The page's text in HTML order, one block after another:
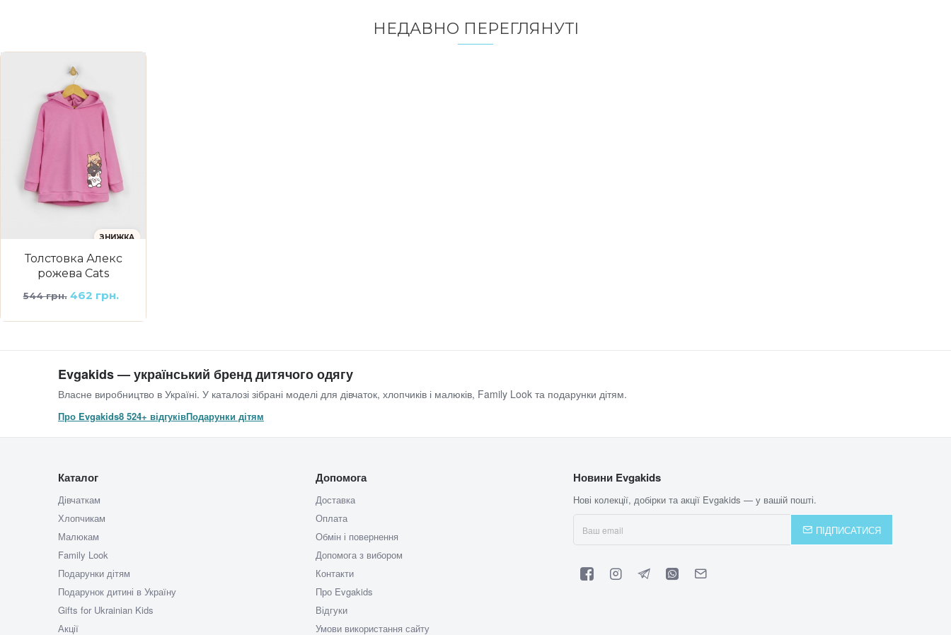
НЕДАВНО ПЕРЕГЛЯНУТI
ЗНИЖКА
Толстовка Алекс
рожева Cats
544 грн. 462 грн.
Evgakids — український бренд дитячого одягу
Власне виробництво в Україні. У каталозі зібрані моделі для дівчаток, хлопчиків і малюків, Family Look та подарунки дітям.
Про Evgakids8 524+ відгуківПодарунки дітям
Каталог
Дівчаткам
Хлопчикам
Малюкам
Family Look
Подарунки дітям
Подарунок дитині в Україну
Gifts for Ukrainian Kids
Акції
Допомога
Доставка
Оплата
Обмін і повернення
Допомога з вибором
Контакти
Про Evgakids
Відгуки
Умови використання сайту
Новини Evgakids
Нові колекції, добірки та акції Evgakids — у вашій пошті.
ПІДПИСАТИСЯ